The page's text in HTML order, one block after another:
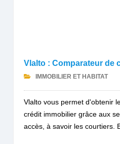
Vlalto : Comparateur de
IMMOBILIER ET HABITAT
Vlalto vous permet d'obtenir
crédit immobilier grâce aux
accès, à savoir les courtiers.